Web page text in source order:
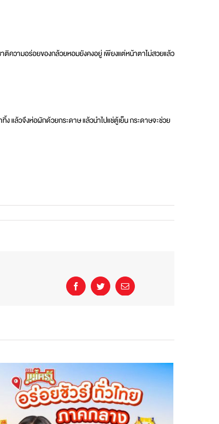
ติความอร่อยของกล้วยหอมยังคงอยู่ เพียงแต่หน้าตาไม่สวยแล้ว
ง แล้วจึงห่อผักด้วยกระดาษ แล้วนำไปแช่ตู้เย็น กระดาษจะช่วย
FacebookTwitterEmail